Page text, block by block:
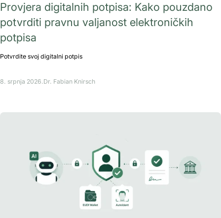
Provjera digitalnih potpisa: Kako pouzdano
potvrditi pravnu valjanost elektroničkih
potpisa
Potvrdite svoj digitalni potpis
8. srpnja 2026.Dr. Fabian Knirsch